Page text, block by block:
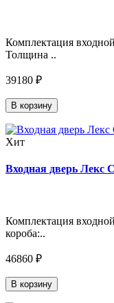
Комплектация
Толщина ..
39180 ₽
В корзину
Хит
Входная дверь Лекс
Комплектация
короба:..
46860 ₽
В корзину